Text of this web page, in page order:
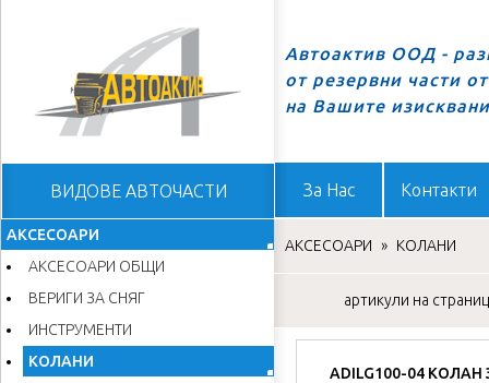
Начало
ВИДОВЕ АВТОЧАСТИ
Автоактив ООД -
от резервни части
на Вашите
За Нас Контакти
АКСЕСОАРИ
АКСЕСОАРИ ОБЩИ
ВЕРИГИ ЗА СНЯГ
ИНСТРУМЕНТИ
КОЛАНИ
АКСЕСОАРИ » КОЛАНИ
артикули на
ADILG100-04 КОЛАН